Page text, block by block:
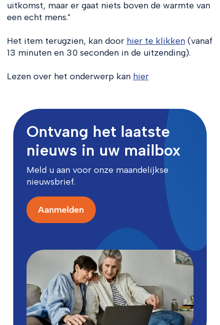
uitkomst, maar er gaat niets boven de warmte van
een echt mens."
Het item terugzien, kan door hier te klikken(vanaf
13 minuten en 30 seconden in de uitzending).
Lezen over het onderwerp kan hier
Ontvang het laatste
nieuws in uw mailbox
Meld u aan voor onze maandelijkse
nieuwsbrief.
Aanmelden